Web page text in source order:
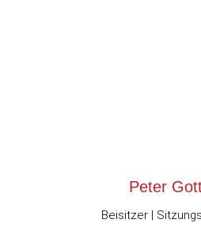
Peter
Beisitzer |